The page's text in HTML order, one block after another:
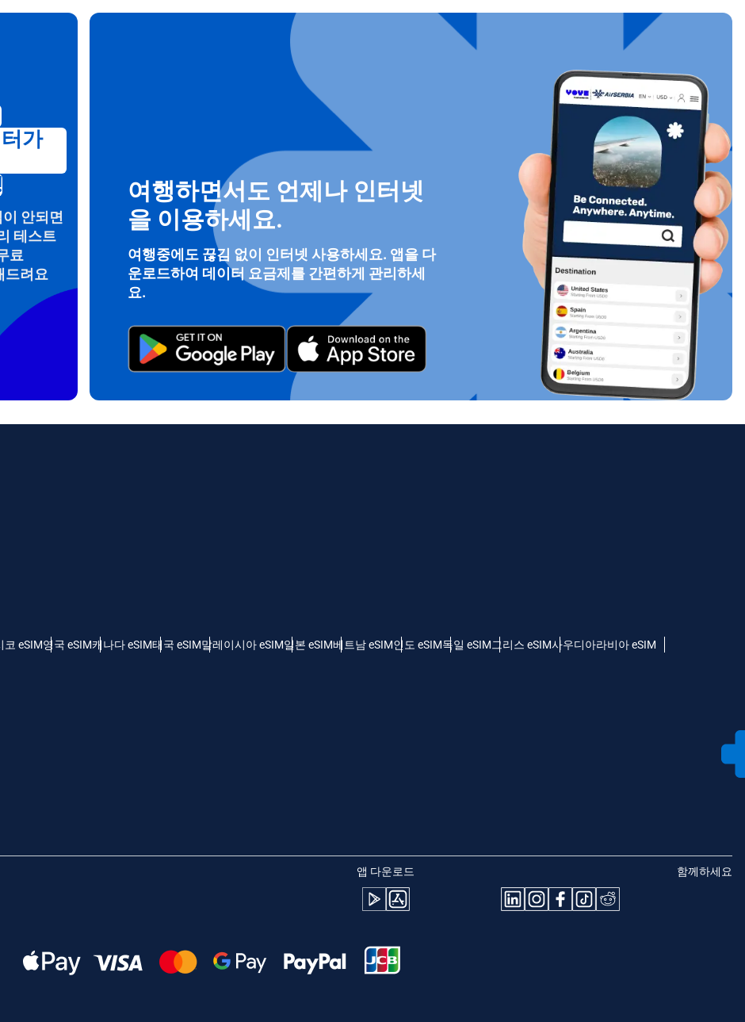
How do I get my eSim?
To get your eSIM, start by checking if your device supports eSIM technology.
Then, contact your mobile carrier to request an eSIM activation. They will
provide you with a QR code or activation details that you can scan or enter
in your device settings. Once activated, you can enjoy the benefits of eSIM
without needing a physical SIM card!
가
안되면
테스트
료
드려요
여행하면서도 언제나 인터넷
을 이용하세요.
여행중에도 끊김 없이 인터넷 사용하세요. 앱을 다
운로드하여 데이터 요금제를 간편하게 관리하세
요.
코 eSIM영국 eSIM캐나다 eSIM태국 eSIM말레이시아 eSIM일본 eSIM베트남 eSIM인도 eSIM독일 eSIM그리스 eSIM사우디아라비아 eSIM
앱 다운로드 함께하세요
팝업 닫기
팝업 닫기
통화 선택:
CHF - 스위스 프랑 NZD - 뉴질랜드 달러
로그인 또는 회원가입
계정을 계속 이용하거나 몇 초 만에 새로 만드세요.
또는 이메일로 계속하기
이메일
OTP 전송